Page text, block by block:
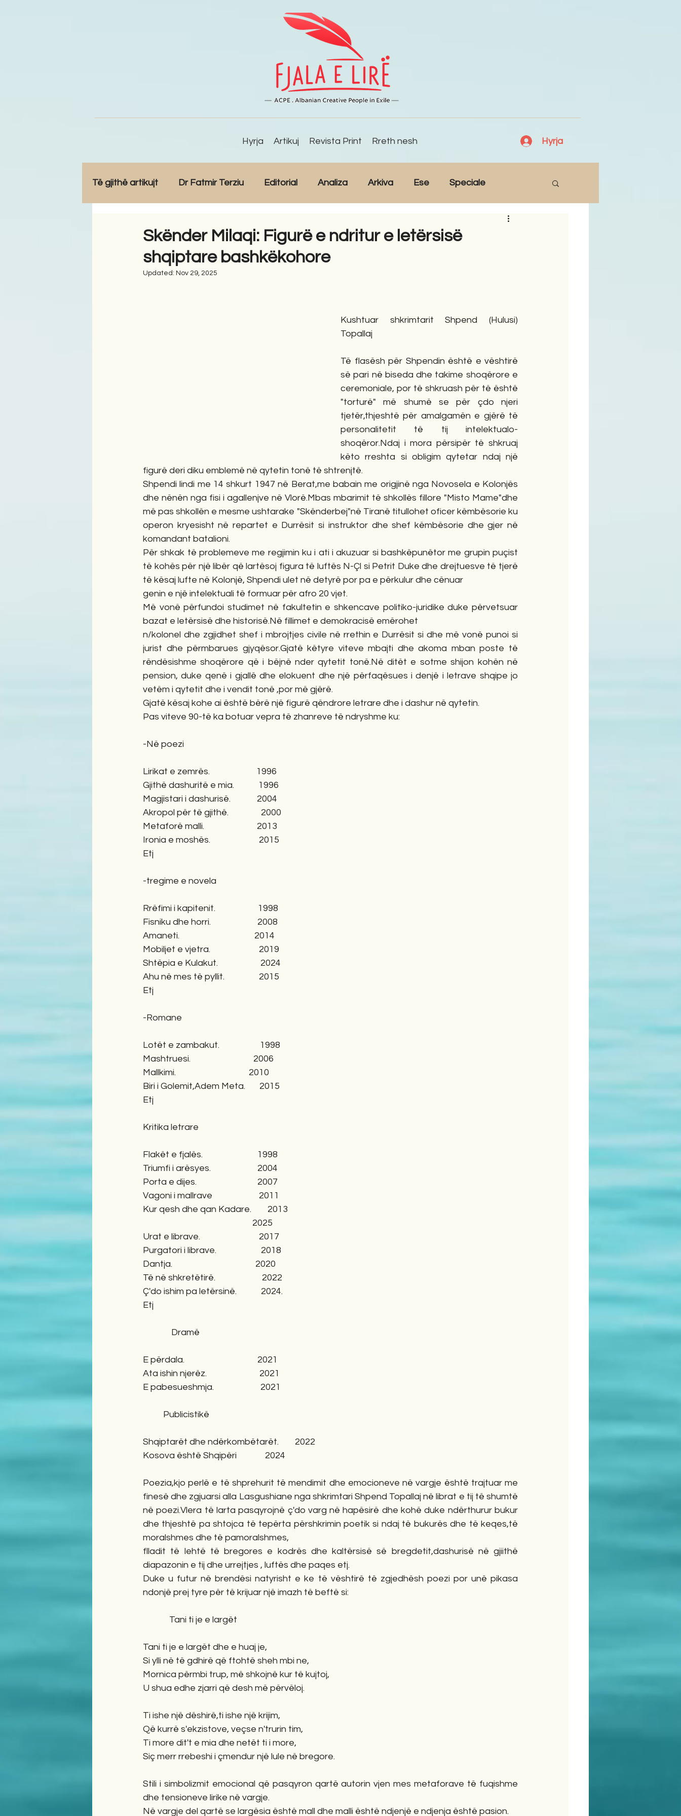
Hyrja Artikuj Revista Print Rreth nesh Hyrja
Të gjithë artikujt Dr Fatmir Terziu Editorial Analiza Arkiva Ese Speciale
Antologji Poezi Tregime Novela Romane
Skënder Milaqi: Figurë e ndritur e letërsisë
shqiptare bashkëkohore
Updated: Nov 29, 2025
Kushtuar shkrimtarit Shpend (Hulusi)
Topallaj
Të flasësh për Shpendin është e vështirë
së pari në biseda dhe takime shoqërore e
ceremoniale, por të shkruash për të është
"torturë" më shumë se për çdo njeri
tjetër,thjeshtë për amalgamën e gjërë të
personalitetit të tij intelektualo-
shoqëror.Ndaj i mora përsipër të shkruaj
këto rreshta si obligim qytetar ndaj një
figurë deri diku emblemë në qytetin tonë të shtrenjtë.
Shpendi lindi me 14 shkurt 1947 në Berat,me babain me origjinë nga Novosela e Kolonjës
dhe nënën nga fisi i agallenjve në Vlorë.Mbas mbarimit të shkollës fillore "Misto Mame"dhe
më pas shkollën e mesme ushtarake "Skënderbej"në Tiranë titullohet oficer këmbësorie ku
operon kryesisht në repartet e Durrësit si instruktor dhe shef këmbësorie dhe gjer në
komandant batalioni.
Për shkak të problemeve me regjimin ku i ati i akuzuar si bashkëpunëtor me grupin puçist
të kohës për një libër që lartësoj figura të luftës N-Çl si Petrit Duke dhe drejtuesve të tjerë
të kësaj lufte në Kolonjë, Shpendi ulet në detyrë por pa e përkulur dhe cënuar
genin e një intelektuali të formuar për afro 20 vjet.
Më vonë përfundoi studimet në fakultetin e shkencave politiko-juridike duke përvetsuar
bazat e letërsisë dhe historisë.Në fillimet e demokracisë emërohet
n/kolonel dhe zgjidhet shef i mbrojtjes civile në rrethin e Durrësit si dhe më vonë punoi si
jurist dhe përmbarues gjyqësor.Gjatë këtyre viteve mbajti dhe akoma mban poste të
rëndësishme shoqërore që i bëjnë nder qytetit tonë.Në ditët e sotme shijon kohën në
pension, duke qenë i gjallë dhe elokuent dhe një përfaqësues i denjë i letrave shqipe jo
vetëm i qytetit dhe i vendit tonë ,por më gjërë.
Gjatë kësaj kohe ai është bërë një figurë qëndrore letrare dhe i dashur në qytetin.
Pas viteve 90-të ka botuar vepra të zhanreve të ndryshme ku:
-Në poezi
Lirikat e zemrës.                       1996
Gjithë dashuritë e mia.            1996
Magjistari i dashurisë.             2004
Akropol për të gjithë.                2000
Metaforë malli.                          2013
Ironia e moshës.                        2015
Etj
-tregime e novela
Rrëfimi i kapitenit.                     1998
Fisniku dhe horri.                       2008
Amaneti.                                     2014
Mobiljet e vjetra.                        2019
Shtëpia e Kulakut.                     2024
Ahu në mes të pyllit.                 2015
Etj
-Romane
Lotët e zambakut.                    1998
Mashtruesi.                               2006
Mallkimi.                                    2010
Biri i Golemit,Adem Meta.       2015
Etj
Kritika letrare
Flakët e fjalës.                           1998
Triumfi i arësyes.                       2004
Porta e dijes.                              2007
Vagoni i mallrave                       2011
Kur qesh dhe qan Kadare.        2013
2025
Urat e librave.                             2017
Purgatori i librave.                      2018
Dantja.                                         2020
Të në shkretëtirë.                       2022
Ç'do ishim pa letërsinë.            2024.
Etj
Dramë
E përdala.                                    2021
Ata ishin njerëz.                          2021
E pabesueshmja.                       2021
Publicistikë
Shqiptarët dhe ndërkombëtarët.        2022
Kosova është Shqipëri              2024
Poezia,kjo perlë e të shprehurit të mendimit dhe emocioneve në vargje është trajtuar me
finesë dhe zgjuarsi alla Lasgushiane nga shkrimtari Shpend Topallaj në librat e tij të shumtë
në poezi.Vlera të larta pasqyrojnë ç'do varg në hapësirë dhe kohë duke ndërthurur bukur
dhe thjeshtë pa shtojca të tepërta përshkrimin poetik si ndaj të bukurës dhe të keqes,të
moralshmes dhe të pamoralshmes,
flladit të lehtë të bregores e kodrës dhe kaltërsisë së bregdetit,dashurisë në gjiithë
diapazonin e tij dhe urrejtjes , luftës dhe paqes etj.
Duke u futur në brendësi natyrisht e ke të vështirë të zgjedhësh poezi por unë pikasa
ndonjë prej tyre për të krijuar një imazh të beftë si:
Tani ti je e largët
Tani ti je e largët dhe e huaj je,
Si ylli në të gdhirë që ftohtë sheh mbi ne,
Mornica përmbi trup, më shkojnë kur të kujtoj,
U shua edhe zjarri që desh më përvëloj.
Ti ishe një dëshirë,ti ishe një krijim,
Që kurrë s'ekzistove, veçse n'trurin tim,
Ti more dit't e mia dhe netët ti i more,
Siç merr rrebeshi i çmendur një lule në bregore.
Stili i simbolizmit emocional që pasqyron qartë autorin vjen mes metaforave të fuqishme
dhe tensioneve lirike në vargje.
Në vargje del qartë se largësia është mall dhe malli është ndjenjë e ndjenja është pasion.